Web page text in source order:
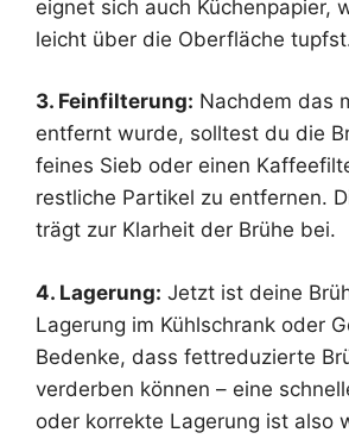
eignet sich auch Küchenpapier,
leicht über die Oberfläche
3. Feinfilterung: Nachdem das
entfernt wurde, solltest du die
feines Sieb oder einen
restliche Partikel zu entfernen.
trägt zur Klarheit der Brühe bei.
4. Lagerung: Jetzt ist deine
Lagerung im Kühlschrank oder
Bedenke, dass fettreduzierte
verderben können – eine
oder korrekte Lagerung ist also